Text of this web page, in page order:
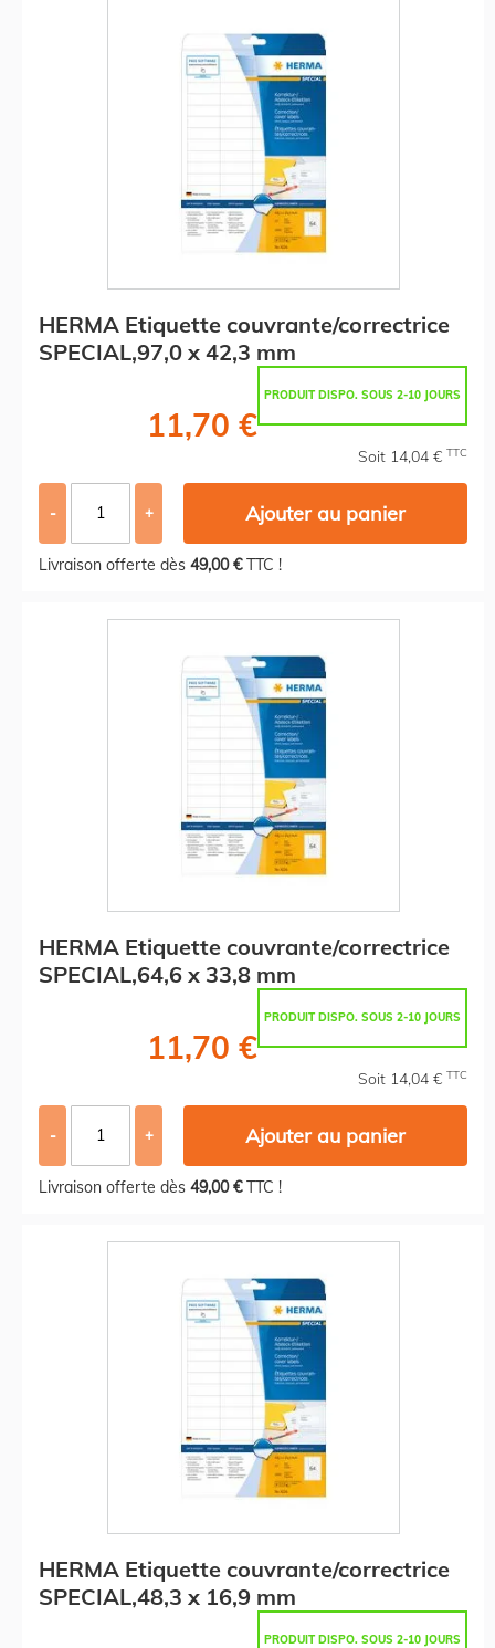
HERMA Etiquette couvrante/correctrice
SPECIAL,97,0 x 42,3 mm
PRODUIT DISPO. SOUS 2-10 JOURS
11,70 €
Soit 14,04 € TTC
- + Ajouter au panier
Livraison offerte dès 49,00 €TTC !
HERMA Etiquette couvrante/correctrice
SPECIAL,64,6 x 33,8 mm
PRODUIT DISPO. SOUS 2-10 JOURS
11,70 €
Soit 14,04 € TTC
- + Ajouter au panier
Livraison offerte dès 49,00 €TTC !
HERMA Etiquette couvrante/correctrice
SPECIAL,48,3 x 16,9 mm
PRODUIT DISPO. SOUS 2-10 JOURS